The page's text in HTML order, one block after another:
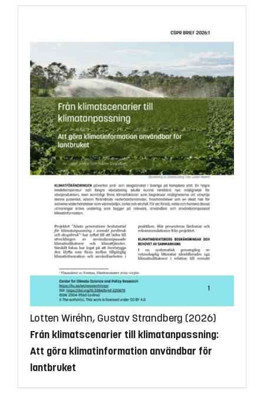
Lotten Wiréhn, Gustav Strandberg (2026)
Från klimatscenarier till klimatanpassning:
Att göra klimatinformation användbar för
lantbruket